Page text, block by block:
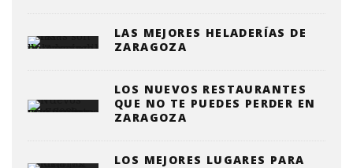
LAS MEJORES HELADERÍAS DE
ZARAGOZA
LOS NUEVOS RESTAURANTES
QUE NO TE PUEDES PERDER EN
ZARAGOZA
LOS MEJORES LUGARES PARA